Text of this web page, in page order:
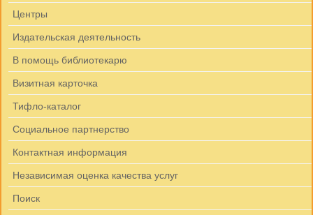
Центры
Издательская деятельность
В помощь библиотекарю
Визитная карточка
Тифло-каталог
Социальное партнерство
Контактная информация
Независимая оценка качества услуг
Поиск